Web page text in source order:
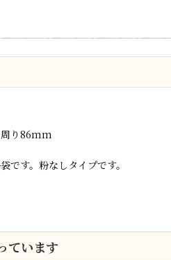
り86mm
す。粉なしタイプです。
ています